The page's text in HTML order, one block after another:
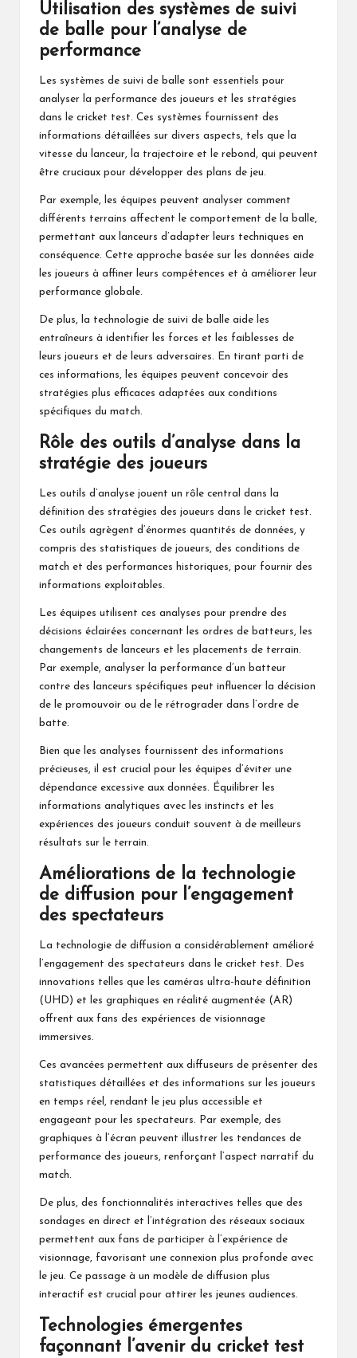
Utilisation des systèmes de suivi
de balle pour l’analyse de
performance
Les systèmes de suivi de balle sont essentiels pour
analyser la performance des joueurs et les stratégies
dans le cricket test. Ces systèmes fournissent des
informations détaillées sur divers aspects, tels que la
vitesse du lanceur, la trajectoire et le rebond, qui peuvent
être cruciaux pour développer des plans de jeu.
Par exemple, les équipes peuvent analyser comment
différents terrains affectent le comportement de la balle,
permettant aux lanceurs d’adapter leurs techniques en
conséquence. Cette approche basée sur les données aide
les joueurs à affiner leurs compétences et à améliorer leur
performance globale.
De plus, la technologie de suivi de balle aide les
entraîneurs à identifier les forces et les faiblesses de
leurs joueurs et de leurs adversaires. En tirant parti de
ces informations, les équipes peuvent concevoir des
stratégies plus efficaces adaptées aux conditions
spécifiques du match.
Rôle des outils d’analyse dans la
stratégie des joueurs
Les outils d’analyse jouent un rôle central dans la
définition des stratégies des joueurs dans le cricket test.
Ces outils agrègent d’énormes quantités de données, y
compris des statistiques de joueurs, des conditions de
match et des performances historiques, pour fournir des
informations exploitables.
Les équipes utilisent ces analyses pour prendre des
décisions éclairées concernant les ordres de batteurs, les
changements de lanceurs et les placements de terrain.
Par exemple, analyser la performance d’un batteur
contre des lanceurs spécifiques peut influencer la décision
de le promouvoir ou de le rétrograder dans l’ordre de
batte.
Bien que les analyses fournissent des informations
précieuses, il est crucial pour les équipes d’éviter une
dépendance excessive aux données. Équilibrer les
informations analytiques avec les instincts et les
expériences des joueurs conduit souvent à de meilleurs
résultats sur le terrain.
Améliorations de la technologie
de diffusion pour l’engagement
des spectateurs
La technologie de diffusion a considérablement amélioré
l’engagement des spectateurs dans le cricket test. Des
innovations telles que les caméras ultra-haute définition
(UHD) et les graphiques en réalité augmentée (AR)
offrent aux fans des expériences de visionnage
immersives.
Ces avancées permettent aux diffuseurs de présenter des
statistiques détaillées et des informations sur les joueurs
en temps réel, rendant le jeu plus accessible et
engageant pour les spectateurs. Par exemple, des
graphiques à l’écran peuvent illustrer les tendances de
performance des joueurs, renforçant l’aspect narratif du
match.
De plus, des fonctionnalités interactives telles que des
sondages en direct et l’intégration des réseaux sociaux
permettent aux fans de participer à l’expérience de
visionnage, favorisant une connexion plus profonde avec
le jeu. Ce passage à un modèle de diffusion plus
interactif est crucial pour attirer les jeunes audiences.
Technologies émergentes
façonnant l’avenir du cricket test